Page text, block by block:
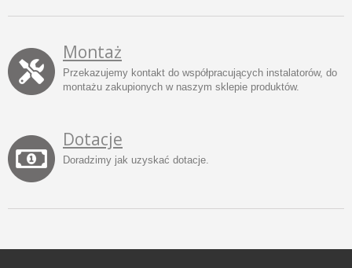
Montaż
Przekazujemy kontakt do współpracujących instalatorów, do
montażu zakupionych w naszym sklepie produktów.
Dotacje
Doradzimy jak uzyskać dotacje.